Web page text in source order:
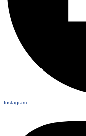
Instagram